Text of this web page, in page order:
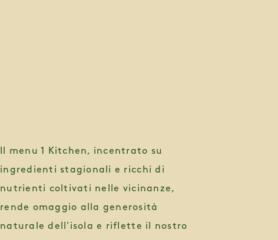
Il menu 1 Kitchen, incentrato su
ingredienti stagionali e ricchi di
nutrienti coltivati nelle vicinanze,
rende omaggio alla generosità
naturale dell'isola e riflette il nostro